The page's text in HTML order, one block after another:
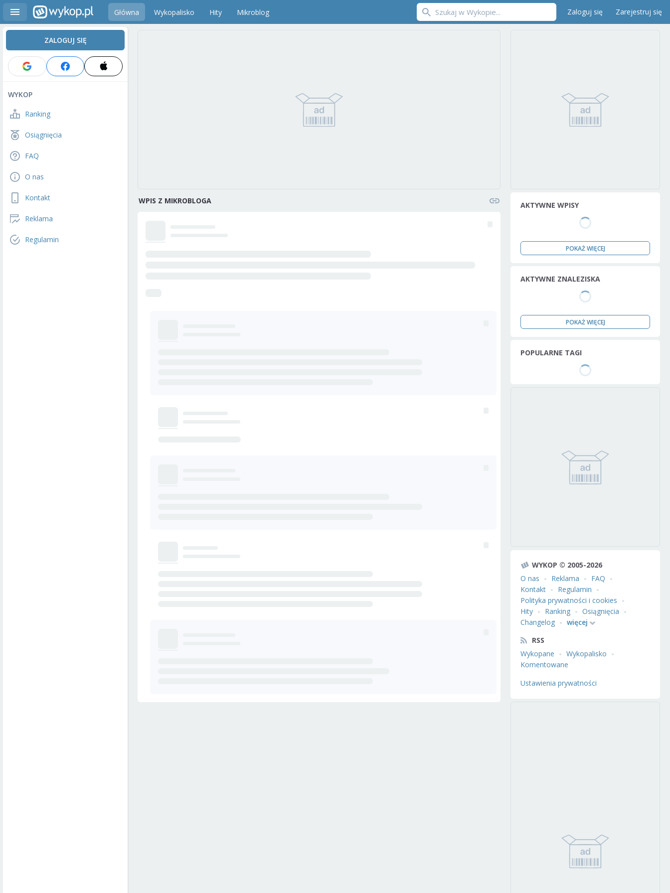
Główna Wykopalisko Hity Mikroblog Zaloguj się Zarejestruj się
ZALOGUJ SIĘ
WYKOP
Ranking
Osiągnięcia
FAQ
O nas
Kontakt
Reklama
Regulamin
WPIS Z MIKROBLOGA AKTYWNE WPISY
POKAŻ WIĘCEJ
AKTYWNE ZNALEZISKA
POKAŻ WIĘCEJ
POPULARNE TAGI
WYKOP © 2005-2026
O nas
Reklama
FAQ
Kontakt
Regulamin
Polityka prywatności i cookies
Hity
Ranking
Osiągnięcia
Changelog
więcej
RSS
Wykopane
Wykopalisko
Komentowane
Ustawienia prywatności